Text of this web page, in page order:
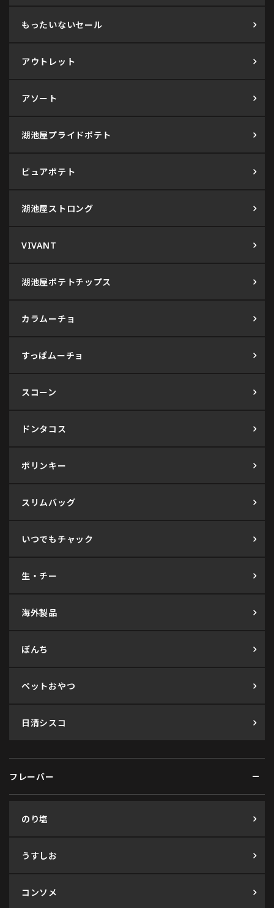
もったいないセール
アウトレット
アソート
湖池屋プライドポテト
ピュアポテト
湖池屋ストロング
VIVANT
湖池屋ポテトチップス
カラムーチョ
すっぱムーチョ
スコーン
ドンタコス
ポリンキー
スリムバッグ
いつでもチャック
生・チー
海外製品
ぼんち
ペットおやつ
日清シスコ
フレーバー
のり塩
うすしお
コンソメ